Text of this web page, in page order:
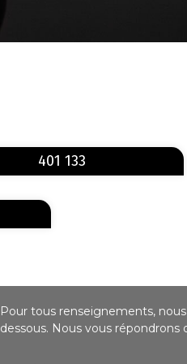
401 133
Pour tous renseignements,
dessous. Nous vous répondrons